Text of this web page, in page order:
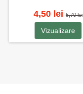
4,50 lei 5,70 lei
Vizualizare